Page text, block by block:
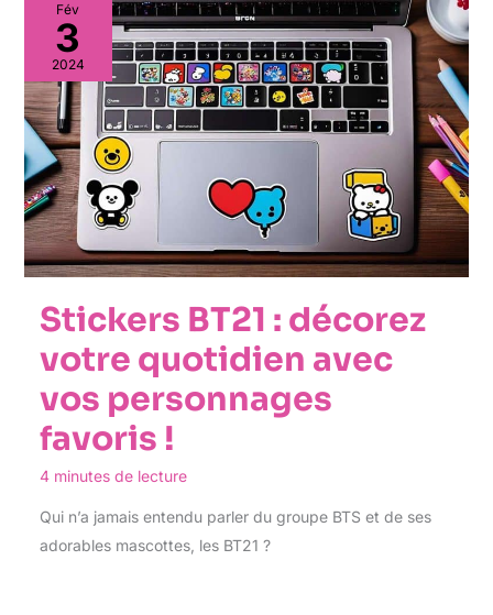
Fév
3
2024
Stickers BT21 : décorez
votre quotidien avec
vos personnages
favoris !
4 minutes de lecture
Qui n’a jamais entendu parler du groupe BTS et de ses
adorables mascottes, les BT21 ?